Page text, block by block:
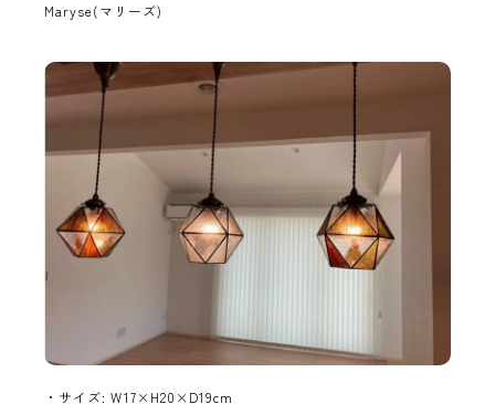
Maryse(マリーズ)
・サイズ: W17×H20×D19cm